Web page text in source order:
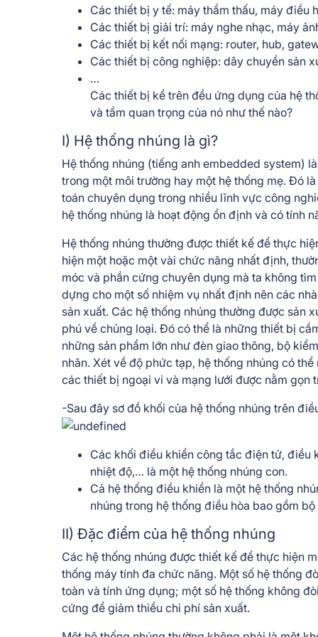
Các thiết bị y tế: máy thẩm thấu, máy điều
Các thiết bị giải trí: máy nghe nhạc, máy
Các thiết bị kết nối mạng: router, hub,
Các thiết bị công nghiệp: dây chuyền sản
…
Các thiết bị kể trên đều ứng dụng của hệ
và tầm quan trọng của nó như thế nào?
I) Hệ thống nhúng là gì?
Hệ thống nhúng (tiếng anh embedded system)
trong một môi trường hay một hệ thống mẹ. Đó
toán chuyên dụng trong nhiều lĩnh vực công
hệ thống nhúng là hoạt động ổn định và có tính
Hệ thống nhúng thường được thiết kế để thực
hiện một hoặc một vài chức năng nhất định,
móc và phần cứng chuyên dụng mà ta không
dựng cho một số nhiệm vụ nhất định nên các
sản xuất. Các hệ thống nhúng thường được sản
phú về chủng loại. Đó có thể là những thiết bị
những sản phẩm lớn như đèn giao thông, bộ
nhân. Xét về độ phức tạp, hệ thống nhúng có
các thiết bị ngoại vi và mạng lưới được nằm gọn
-Sau đây sơ đồ khối của hệ thống nhúng trên
Các khối điều khiển công tắc điện tử, điều
nhiệt độ,… là một hệ thống nhúng con.
Cả hệ thống điều khiển là một hệ thống
nhúng trong hệ thống điều hòa bao gồm
II) Đặc điểm của hệ thống nhúng
Các hệ thống nhúng được thiết kế để thực hiện
thống máy tính đa chức năng. Một số hệ thống
toàn và tính ứng dụng; một số hệ thống không
cứng để giảm thiểu chi phí sản xuất.